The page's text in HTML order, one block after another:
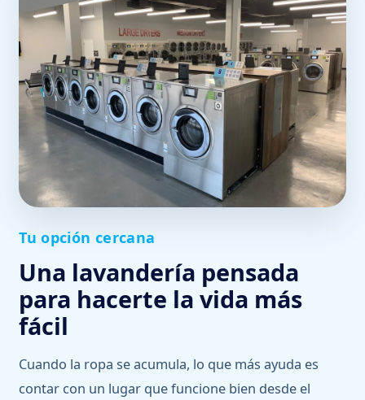
Tu opción cercana
Una lavandería pensada
para hacerte la vida más
fácil
Cuando la ropa se acumula, lo que más ayuda es
contar con un lugar que funcione bien desde el